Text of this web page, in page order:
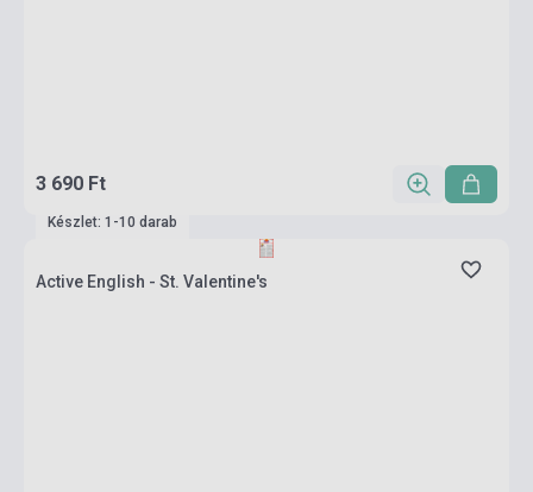
3 690 Ft
Készlet: 1-10 darab
Active English - St. Valentine's